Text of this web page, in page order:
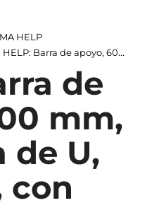
HELP
HELP: Barra de apoyo, 600 mm, en forma de U, abatible, con pata de apoyo, con portarrollos de papel
de
mm,
de U,
con